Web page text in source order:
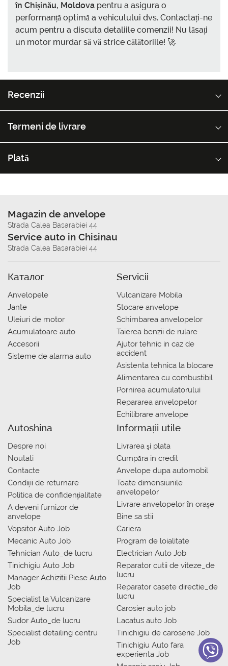
în Chișinău, Moldova pentru a asigura o
performanță optimă a vehiculului dvs. Contactați-ne
acum pentru a discuta detaliile comenzii! Nu lăsați
un motor murdar să vă strice călătoriile! 🚀
Recenzii
Termeni de livrare
Plată
Magazin de anvelope
Strada Calea Basarabiei 44
Service auto in Chisinau
Strada Calea Basarabiei 44
Каталог
Anvelopele
Jante
Uleiuri de motor
Acumulatoare auto
Accesorii
Sisteme de alarma auto
Servicii
Vulcanizare Mobila
Stocare anvelope
Schimbarea anvelopelor
Taierea benzii de rulare
Ajutor tehnic in caz de
accident
Asistenta tehnica la blocare
Alimentarea cu combustibil
Pornirea acumulatorului
Repararea anvelopelor
Echilibrare anvelope
Autoshina
Despre noi
Noutati
Contacte
Condiții de returnare
Politica de confidențialitate
A deveni furnizor de
anvelope
Vopsitor Auto Job
Mecanic Auto Job
Tehnician Auto_de lucru
Tinichigiu Auto Job
Manager Achizitii Piese Auto
Job
Specialist la Vulcanizare
Mobila_de lucru
Sudor Auto_de lucru
Specialist detailing centru
Job
Informații utile
Livrarea şi plata
Сumpăra in credit
Anvelope dupa automobil
Toate dimensiunile
anvelopelor
Livrare anvelopelor în orașe
Bine sa stii
Cariera
Program de loialitate
Electrician Auto Job
Reparator cutii de viteze_de
lucru
Reparator casete directie_de
lucru
Carosier auto job
Lacatus auto Job
Tinichigiu de caroserie Job
Tinichigiu Auto fara
experienta Job